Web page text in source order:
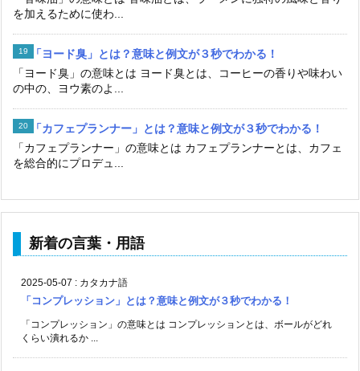
を加えるために使わ...
「ヨード臭」とは？意味と例文が３秒でわかる！
「ヨード臭」の意味とは ヨード臭とは、コーヒーの香りや味わい
の中の、ヨウ素のよ...
「カフェプランナー」とは？意味と例文が３秒でわかる！
「カフェプランナー」の意味とは カフェプランナーとは、カフェ
を総合的にプロデュ...
新着の言葉・用語
2025-05-07 : カタカナ語
「コンプレッション」とは？意味と例文が３秒でわかる！
「コンプレッション」の意味とは コンプレッションとは、ボールがどれ
くらい潰れるか ...